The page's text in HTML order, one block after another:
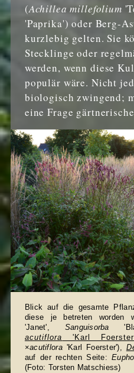
(Achillea millefolium
'Paprika') oder Berg-
kurzlebig gelten. Sie
Stecklinge oder
werden, wenn diese
populär wäre. Nicht
biologisch zwingend;
eine Frage
Blick auf die gesamte
diese je betreten worden
'Janet', Sanguisorba
acutiflora 'Karl
×acutiflora'Karl Foerster'),
auf der rechten Seite:
(Foto: Torsten Matschiess)